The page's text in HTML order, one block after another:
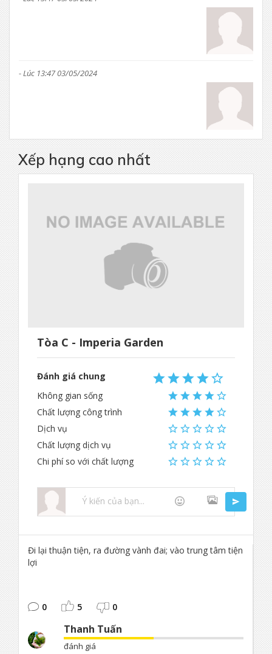
- Lúc 13:47 03/05/2024
Xếp hạng cao nhất
Tòa C - Imperia Garden
Đánh giá chung
Không gian sống
Chất lượng công trình
Dịch vụ
Chất lượng dịch vụ
Chi phí so với chất lượng
Đi lại thuận tiện, ra đường vành đai; vào trung tâm tiện
lợi
0 5 0
Thanh Tuấn
đánh giá